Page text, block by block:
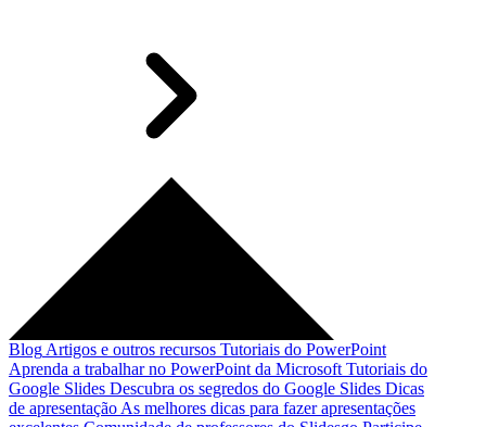
Blog Artigos e outros recursos Tutoriais do PowerPoint
Aprenda a trabalhar no PowerPoint da Microsoft Tutoriais do
Google Slides Descubra os segredos do Google Slides Dicas
de apresentação As melhores dicas para fazer apresentações